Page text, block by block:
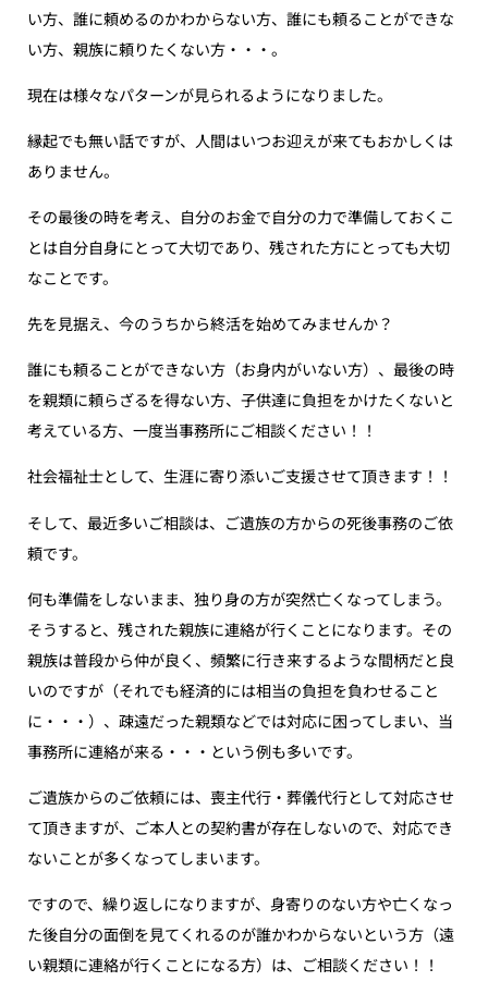
い方、誰に頼めるのかわからない方、誰にも頼ることができな
い方、親族に頼りたくない方・・・。
現在は様々なパターンが見られるようになりました。
縁起でも無い話ですが、人間はいつお迎えが来てもおかしくは
ありません。
その最後の時を考え、自分のお金で自分の力で準備しておくこ
とは自分自身にとって大切であり、残された方にとっても大切
なことです。
先を見据え、今のうちから終活を始めてみませんか？
誰にも頼ることができない方（お身内がいない方）、最後の時
を親類に頼らざるを得ない方、子供達に負担をかけたくないと
考えている方、一度当事務所にご相談ください！！
社会福祉士として、生涯に寄り添いご支援させて頂きます！！
そして、最近多いご相談は、ご遺族の方からの死後事務のご依
頼です。
何も準備をしないまま、独り身の方が突然亡くなってしまう。
そうすると、残された親族に連絡が行くことになります。その
親族は普段から仲が良く、頻繁に行き来するような間柄だと良
いのですが（それでも経済的には相当の負担を負わせること
に・・・）、疎遠だった親類などでは対応に困ってしまい、当
事務所に連絡が来る・・・という例も多いです。
ご遺族からのご依頼には、喪主代行・葬儀代行として対応させ
て頂きますが、ご本人との契約書が存在しないので、対応でき
ないことが多くなってしまいます。
ですので、繰り返しになりますが、身寄りのない方や亡くなっ
た後自分の面倒を見てくれるのが誰かわからないという方（遠
い親類に連絡が行くことになる方）は、ご相談ください！！